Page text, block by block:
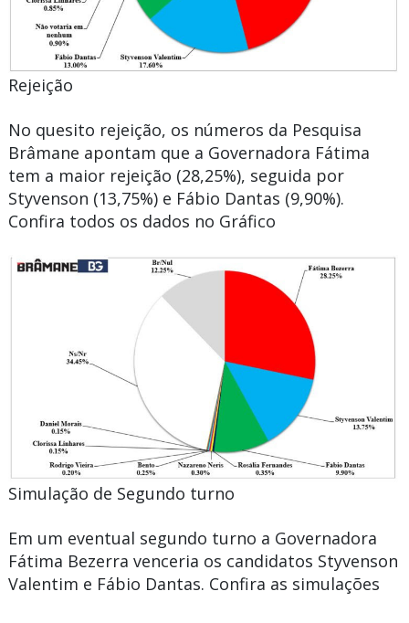
Rejeição
No quesito rejeição, os números da Pesquisa
Brâmane apontam que a Governadora Fátima
tem a maior rejeição (28,25%), seguida por
Styvenson (13,75%) e Fábio Dantas (9,90%).
Confira todos os dados no Gráfico
Simulação de Segundo turno
Em um eventual segundo turno a Governadora
Fátima Bezerra venceria os candidatos Styvenson
Valentim e Fábio Dantas. Confira as simulações